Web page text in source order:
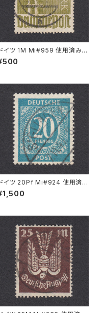
イツ 1M Mi#959 使用済み切
｜STENDAL 11.8.1947
イツ 20Pf Mi#924 使用済み
手｜SIGLINGEN 7.11.1947